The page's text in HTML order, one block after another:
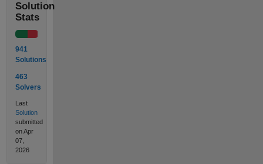
Solution
Stats
941
Solutions
463
Solvers
Last
Solution
submitted
on Apr
07,
2026